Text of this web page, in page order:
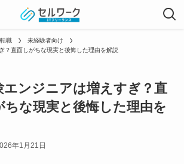
転職
未経験者向け
？直面しがちな現実と後悔した理由を解説
エンジニアは増えすぎ？直
ちな現実と後悔した理由を
年1月21日